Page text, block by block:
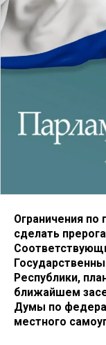
Ограничения по
сделать
Республики,
ближайшем
Думы по
местного